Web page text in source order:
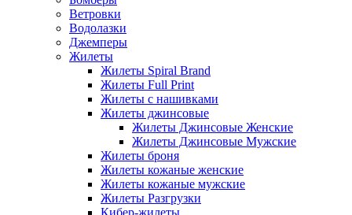
Ветровки
Водолазки
Джемперы
Жилеты
Жилеты Spiral Brand
Жилеты Full Print
Жилеты с нашивками
Жилеты джинсовые
Жилеты Джинсовые Женские
Жилеты Джинсовые Мужские
Жилеты броня
Жилеты кожаные женские
Жилеты кожаные мужские
Жилеты Разгрузки
Кибер-жилеты